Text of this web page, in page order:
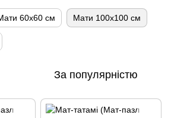
60х60 см Мати 100х100 см
За популярністю